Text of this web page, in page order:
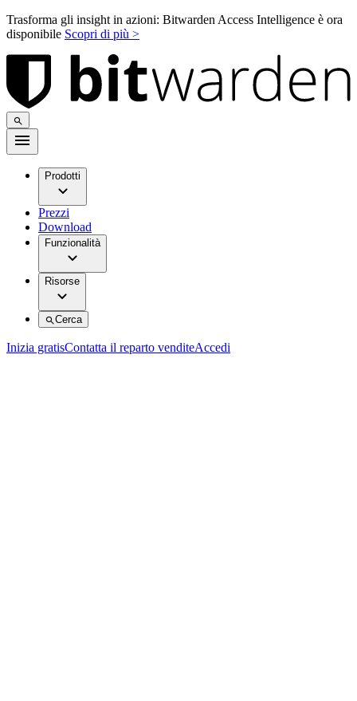
Trasforma gli insight in azioni: Bitwarden Access Intelligence è ora
disponibile Scopri di più >
Prodotti
Prezzi
Download
Funzionalità
Risorse
Cerca
Inizia gratisContatta il reparto venditeAccedi